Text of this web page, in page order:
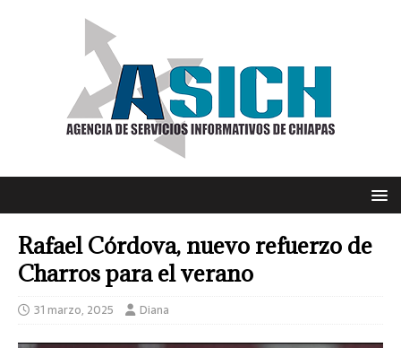
Rafael Córdova, nuevo refuerzo de
Charros para el verano
31 marzo, 2025 Diana